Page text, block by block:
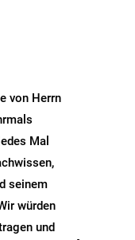
von Herrn
Mal
seinem
würden
und